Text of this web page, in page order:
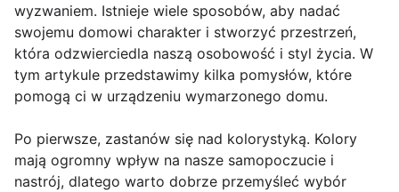
wyzwaniem. Istnieje wiele sposobów, aby nadać
swojemu domowi charakter i stworzyć przestrzeń,
która odzwierciedla naszą osobowość i styl życia. W
tym artykule przedstawimy kilka pomysłów, które
pomogą ci w urządzeniu wymarzonego domu.
Po pierwsze, zastanów się nad kolorystyką. Kolory
mają ogromny wpływ na nasze samopoczucie i
nastrój, dlatego warto dobrze przemyśleć wybór